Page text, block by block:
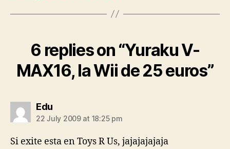
6 replies on “Yuraku V-
MAX16, la Wii de 25 euros”
Edusays:
22 July 2009 at 18:25 pm
Si exite esta en Toys R Us, jajajajajaja